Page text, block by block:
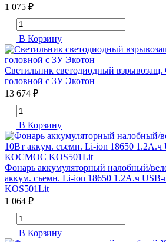
1 075 ₽
В Корзину
Светильник светодиодный
головной с ЗУ Экотон
13 674 ₽
В Корзину
Фонарь аккумуляторный налобный/
аккум. съемн. Li-ion 18650 1.2А.ч
KOS501Lit
1 064 ₽
В Корзину